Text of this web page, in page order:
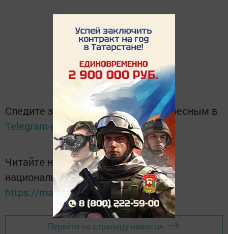
Следите за самым важным и интересным в
Telegram-каналеТатмедиа
Читайте новости Татарстана в
национальном мессенджере MАХ:
https://max.ru/tatmedia
Перейти на страницу новости